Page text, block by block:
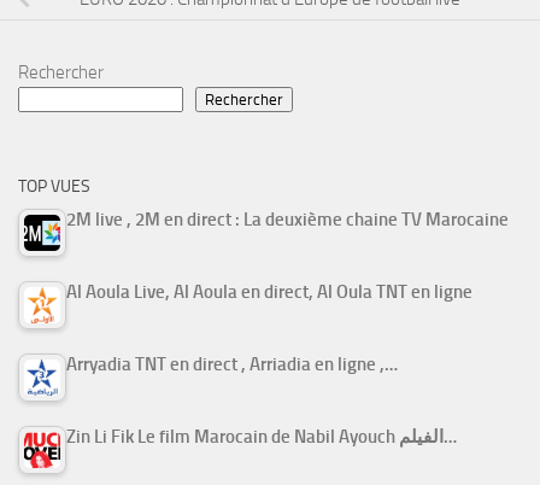
Rechercher
Rechercher
TOP VUES
2M live , 2M en direct : La deuxième chaine TV Marocaine
Al Aoula Live, Al Aoula en direct, Al Oula TNT en ligne
Arryadia TNT en direct , Arriadia en ligne ,…
Zin Li Fik Le film Marocain de Nabil Ayouch الفيلم…